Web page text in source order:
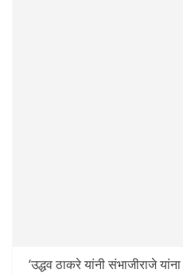
‘उद्धव ठाकरे यांनी संभाजीराजे